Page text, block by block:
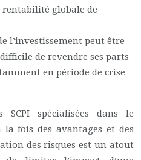
rentabilité globale de
l’investissement peut être
de revendre ses parts
en période de crise
SCPI spécialisées dans le
fois des avantages et des
des risques est un atout